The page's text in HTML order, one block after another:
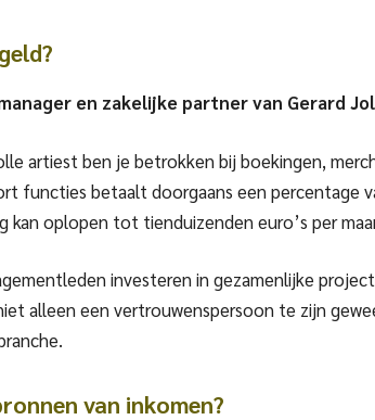
en zakelijke partner van Gerard
artiest ben je betrokken bij boekingen,
functies betaalt doorgaans een percentage
oplopen tot tienduizenden euro’s per
investeren in gezamenlijke
alleen een vertrouwenspersoon te zijn
van inkomen?